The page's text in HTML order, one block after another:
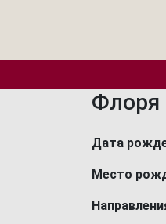
Флоря
Дата
Место